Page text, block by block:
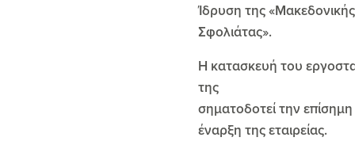
Ίδρυση της «Μακεδονικής
Σφολιάτας».
Η κατασκευή του
της
σηματοδοτεί την επίσημη
έναρξη της εταιρείας.